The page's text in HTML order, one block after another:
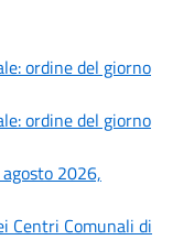
ordine del giorno
ordine del giorno
2026,
Centri Comunali di